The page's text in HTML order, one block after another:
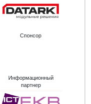
Спонсор
Информационный
партнер